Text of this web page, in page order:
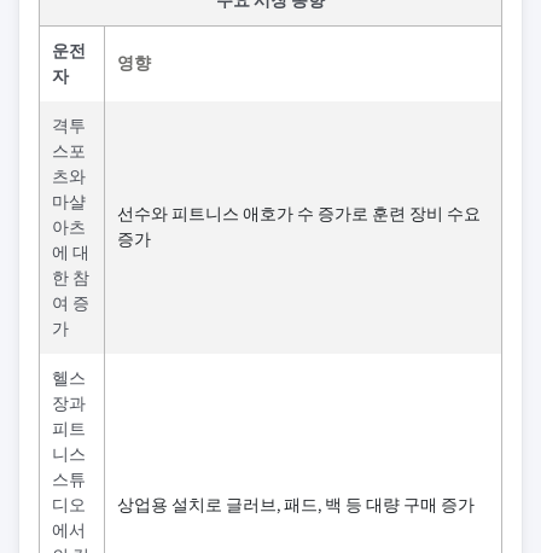
운전
자
영향
격투
스포
츠와
마샬
아츠
에 대
한 참
여 증
가
선수와 피트니스 애호가 수 증가로 훈련 장비 수요
증가
헬스
장과
피트
니스
스튜
디오
에서
상업용 설치로 글러브, 패드, 백 등 대량 구매 증가